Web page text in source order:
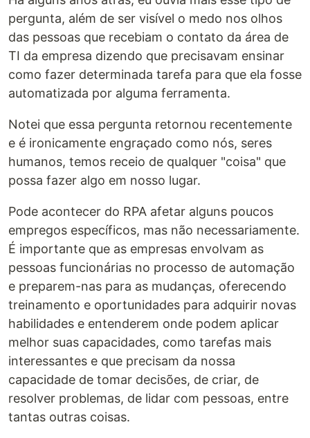
pergunta, além de ser visível o medo nos olhos
das pessoas que recebiam o contato da área de
TI da empresa dizendo que precisavam ensinar
como fazer determinada tarefa para que ela fosse
automatizada por alguma ferramenta.
Notei que essa pergunta retornou recentemente
e é ironicamente engraçado como nós, seres
humanos, temos receio de qualquer "coisa" que
possa fazer algo em nosso lugar.
Pode acontecer do RPA afetar alguns poucos
empregos específicos, mas não necessariamente.
É importante que as empresas envolvam as
pessoas funcionárias no processo de automação
e preparem-nas para as mudanças, oferecendo
treinamento e oportunidades para adquirir novas
habilidades e entenderem onde podem aplicar
melhor suas capacidades, como tarefas mais
interessantes e que precisam da nossa
capacidade de tomar decisões, de criar, de
resolver problemas, de lidar com pessoas, entre
tantas outras coisas.